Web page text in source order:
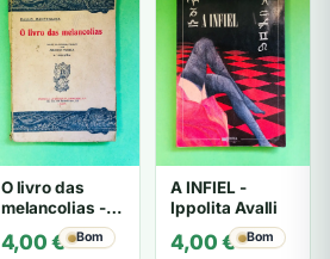
O livro das
melancolias -
Mantegazza
4,00€ Bom
A INFIEL -
Ippolita Avalli
4,00€ Bom